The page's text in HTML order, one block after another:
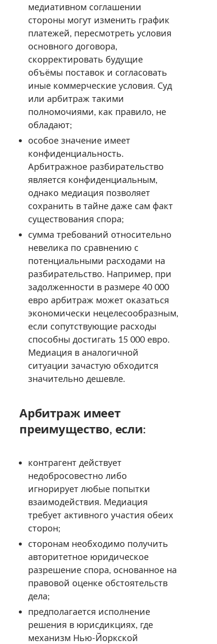
медиативном соглашении
стороны могут изменить график
платежей, пересмотреть условия
основного договора,
скорректировать будущие
объёмы поставок и согласовать
иные коммерческие условия. Суд
или арбитраж такими
полномочиями, как правило, не
обладают;
особое значение имеет
конфиденциальность.
Арбитражное разбирательство
является конфиденциальным,
однако медиация позволяет
сохранить в тайне даже сам факт
существования спора;
сумма требований относительно
невелика по сравнению с
потенциальными расходами на
разбирательство. Например, при
задолженности в размере 40 000
евро арбитраж может оказаться
экономически нецелесообразным,
если сопутствующие расходы
способны достигать 15 000 евро.
Медиация в аналогичной
ситуации зачастую обходится
значительно дешевле.
Арбитраж имеет
преимущество, если:
контрагент действует
недобросовестно либо
игнорирует любые попытки
взаимодействия. Медиация
требует активного участия обеих
сторон;
сторонам необходимо получить
авторитетное юридическое
разрешение спора, основанное на
правовой оценке обстоятельств
дела;
предполагается исполнение
решения в юрисдикциях, где
механизм Нью-Йоркской